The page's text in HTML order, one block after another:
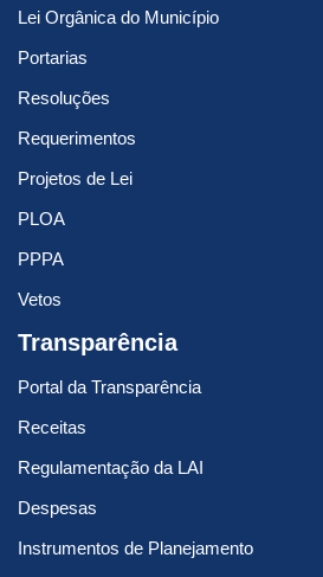
Lei Orgânica do Município
Portarias
Resoluções
Requerimentos
Projetos de Lei
PLOA
PPPA
Vetos
Transparência
Portal da Transparência
Receitas
Regulamentação da LAI
Despesas
Instrumentos de Planejamento